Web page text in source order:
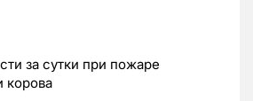
за сутки при пожаре
корова